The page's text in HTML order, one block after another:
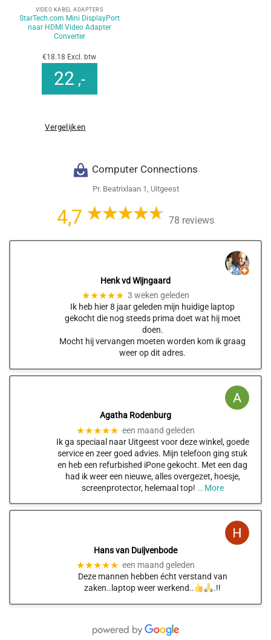
VIDEO KABEL ADAPTERS
StarTech.com Mini DisplayPort
naar HDMI Video Adapter
Converter
€18.18 Excl. btw
22 ,-
Vergelijken
Computer Connections
Pr. Beatrixlaan 1, Uitgeest
4,7 78 reviews
Henk vd Wijngaard
★★★★★ 3 weken geleden
Ik heb hier 8 jaar geleden mijn huidige laptop
gekocht die nog steeds prima doet wat hij moet
doen.
Mocht hij vervangen moeten worden kom ik graag
weer op dit adres.
Agatha Rodenburg
★★★★★ een maand geleden
Ik ga speciaal naar Uitgeest voor deze winkel, goede
service en zeer goed advies. Mijn telefoon ging stuk
en heb een refurbished iPone gekocht. Met een dag
had ik weer een nieuwe, alles overgezet, hoesje,
screenprotector, helemaal top! … More
Hans van Duijvenbode
★★★★★ een maand geleden
Deze mannen hebben écht verstand van
zaken..laptop weer werkend..
.!!